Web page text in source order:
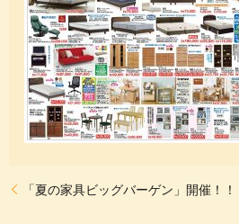
「夏の家具ビッグバーゲン」開催！！